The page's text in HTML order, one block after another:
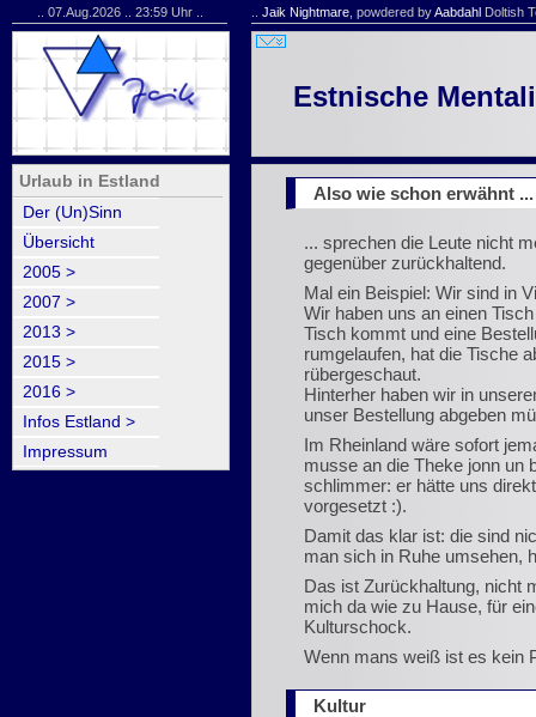
Jaik Nightmare , powdered byAabdahl Doltish
Estnische
Also wie schon erwähnt ...
... sprechen die Leute nicht
gegenüber zurückhaltend.
Mal ein Beispiel: Wir sind in
Wir haben uns an einen
Tisch kommt und eine
rumgelaufen, hat die Tische
rübergeschaut.
Hinterher haben wir in
unser Bestellung abgeben
Im Rheinland wäre sofort
musse an die Theke jonn un
schlimmer: er hätte uns
vorgesetzt :).
Damit das klar ist: die sind
man sich in Ruhe umsehen,
Das ist Zurückhaltung, nicht
mich da wie zu Hause, für
Kulturschock.
Wenn mans weiß ist es kein
Kultur
Urlaub in Estland
Der (Un)Sinn
Übersicht
2005 >
2007 >
2013 >
2015 >
2016 >
Infos Estland >
Impressum
.. 07.Aug.2026 .. 23:59 Uhr ..